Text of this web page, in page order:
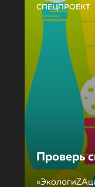
СПЕЦПРОЕКТ
Проверь